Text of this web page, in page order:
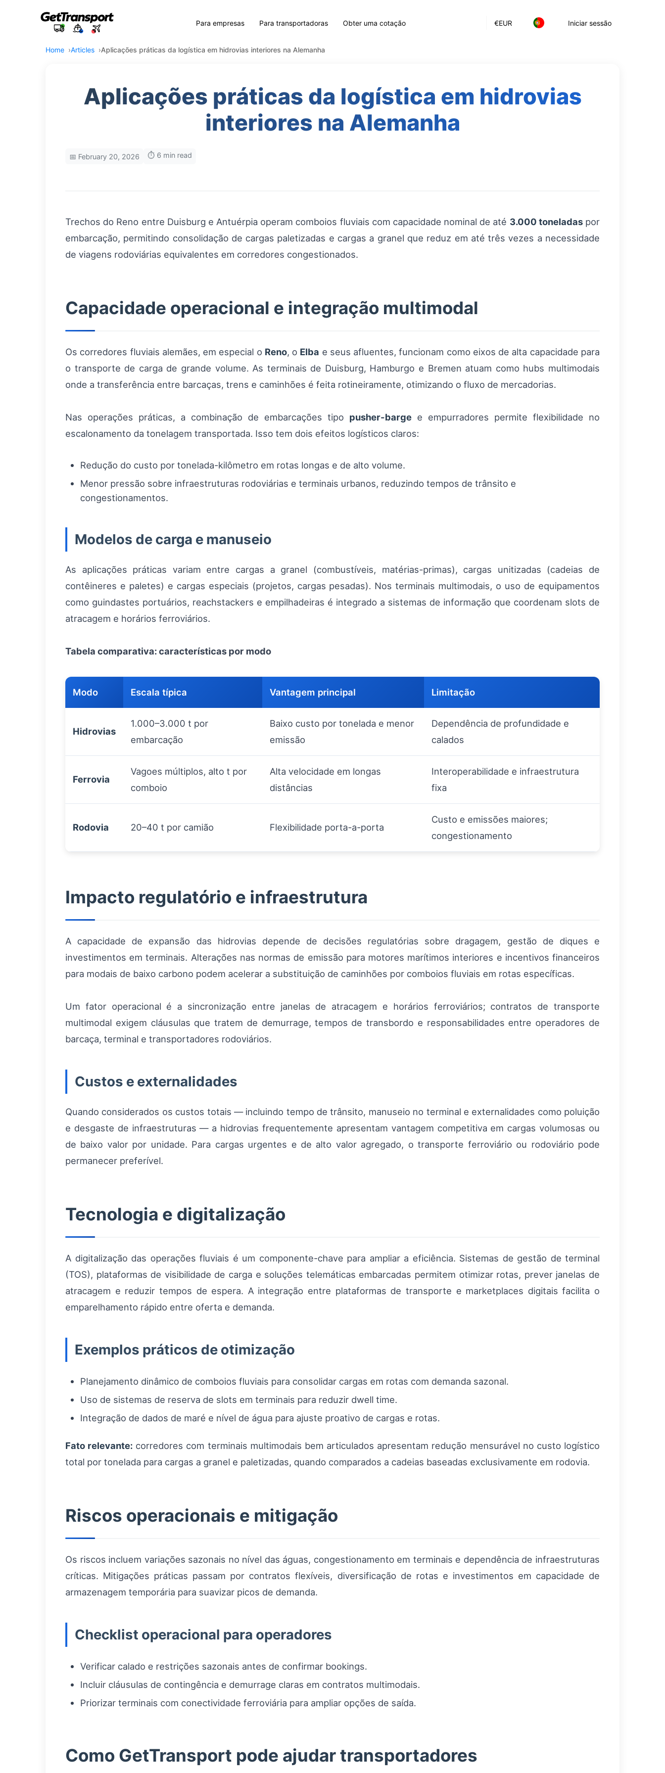
€EUR Iniciar sessão
Para empresas Para transportadoras Obter uma cotação
Home Articles Aplicações práticas da logística em hidrovias interiores na Alemanha
Aplicações práticas da logística em hidrovias
interiores na Alemanha
📅 February 20, 2026 ⏱️ 6 min read
Trechos do Reno entre Duisburg e Antuérpia operam comboios fluviais com capacidade nominal de até 3.000 toneladaspor
embarcação, permitindo consolidação de cargas paletizadas e cargas a granel que reduz em até três vezes a necessidade
de viagens rodoviárias equivalentes em corredores congestionados.
Capacidade operacional e integração multimodal
Os corredores fluviais alemães, em especial o Reno, o Elba e seus afluentes, funcionam como eixos de alta capacidade para
o transporte de carga de grande volume. As terminais de Duisburg, Hamburgo e Bremen atuam como hubs multimodais
onde a transferência entre barcaças, trens e caminhões é feita rotineiramente, otimizando o fluxo de mercadorias.
Nas operações práticas, a combinação de embarcações tipo pusher-barge e empurradores permite flexibilidade no
escalonamento da tonelagem transportada. Isso tem dois efeitos logísticos claros:
Redução do custo por tonelada-kilômetro em rotas longas e de alto volume.
Menor pressão sobre infraestruturas rodoviárias e terminais urbanos, reduzindo tempos de trânsito e
congestionamentos.
Modelos de carga e manuseio
As aplicações práticas variam entre cargas a granel (combustíveis, matérias-primas), cargas unitizadas (cadeias de
contêineres e paletes) e cargas especiais (projetos, cargas pesadas). Nos terminais multimodais, o uso de equipamentos
como guindastes portuários, reachstackers e empilhadeiras é integrado a sistemas de informação que coordenam slots de
atracagem e horários ferroviários.
Tabela comparativa: características por modo
Modo Escala típica Vantagem principal Limitação
Hidrovias
1.000–3.000 t por
embarcação
Baixo custo por tonelada e menor
emissão
Dependência de profundidade e
calados
Ferrovia
Vagoes múltiplos, alto t por
comboio
Alta velocidade em longas
distâncias
Interoperabilidade e infraestrutura
fixa
Rodovia 20–40 t por camião Flexibilidade porta-a-porta
Custo e emissões maiores;
congestionamento
Impacto regulatório e infraestrutura
A capacidade de expansão das hidrovias depende de decisões regulatórias sobre dragagem, gestão de diques e
investimentos em terminais. Alterações nas normas de emissão para motores marítimos interiores e incentivos financeiros
para modais de baixo carbono podem acelerar a substituição de caminhões por comboios fluviais em rotas específicas.
Um fator operacional é a sincronização entre janelas de atracagem e horários ferroviários; contratos de transporte
multimodal exigem cláusulas que tratem de demurrage, tempos de transbordo e responsabilidades entre operadores de
barcaça, terminal e transportadores rodoviários.
Custos e externalidades
Quando considerados os custos totais — incluindo tempo de trânsito, manuseio no terminal e externalidades como poluição
e desgaste de infraestruturas — a hidrovias frequentemente apresentam vantagem competitiva em cargas volumosas ou
de baixo valor por unidade. Para cargas urgentes e de alto valor agregado, o transporte ferroviário ou rodoviário pode
permanecer preferível.
Tecnologia e digitalização
A digitalização das operações fluviais é um componente-chave para ampliar a eficiência. Sistemas de gestão de terminal
(TOS), plataformas de visibilidade de carga e soluções telemáticas embarcadas permitem otimizar rotas, prever janelas de
atracagem e reduzir tempos de espera. A integração entre plataformas de transporte e marketplaces digitais facilita o
emparelhamento rápido entre oferta e demanda.
Exemplos práticos de otimização
Planejamento dinâmico de comboios fluviais para consolidar cargas em rotas com demanda sazonal.
Uso de sistemas de reserva de slots em terminais para reduzir dwell time.
Integração de dados de maré e nível de água para ajuste proativo de cargas e rotas.
Fato relevante: corredores com terminais multimodais bem articulados apresentam redução mensurável no custo logístico
total por tonelada para cargas a granel e paletizadas, quando comparados a cadeias baseadas exclusivamente em rodovia.
Riscos operacionais e mitigação
Os riscos incluem variações sazonais no nível das águas, congestionamento em terminais e dependência de infraestruturas
críticas. Mitigações práticas passam por contratos flexíveis, diversificação de rotas e investimentos em capacidade de
armazenagem temporária para suavizar picos de demanda.
Checklist operacional para operadores
Verificar calado e restrições sazonais antes de confirmar bookings.
Incluir cláusulas de contingência e demurrage claras em contratos multimodais.
Priorizar terminais com conectividade ferroviária para ampliar opções de saída.
Como GetTransport pode ajudar transportadores